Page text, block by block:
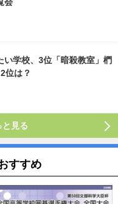
い学校、3位「暗殺教室」椚
位は？
と見る
すすめ